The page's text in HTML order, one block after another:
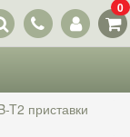
Наші
контакти
0
T2 приставки